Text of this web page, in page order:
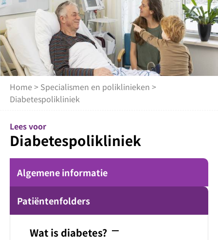
Home > Specialismen en poliklinieken >
Diabetespolikliniek
Lees voor
Diabetespolikliniek
Algemene informatie
Patiëntenfolders
Wat is diabetes? remove